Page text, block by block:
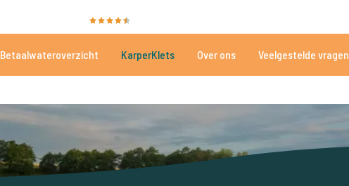
Betaalwateroverzicht KarperKlets Over ons Veelgestelde vragen